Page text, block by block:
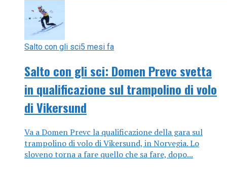
Salto con gli sci5 mesi fa
Salto con gli sci: Domen Prevc svetta
in qualificazione sul trampolino di volo
di Vikersund
Va a Domen Prevc la qualificazione della gara sul
trampolino di volo di Vikersund, in Norvegia. Lo
sloveno torna a fare quello che sa fare, dopo...